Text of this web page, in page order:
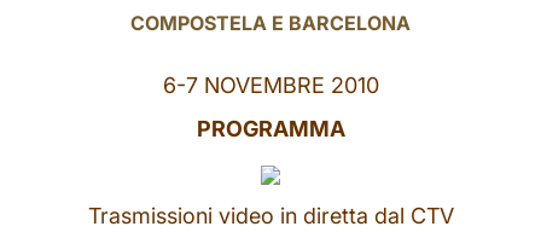
中文
COMPOSTELA E BARCELONA
6-7 NOVEMBRE 2010
PROGRAMMA
Trasmissioni video in diretta dal CTV